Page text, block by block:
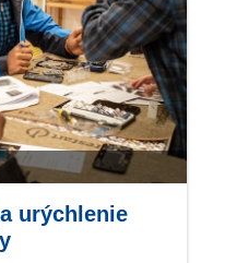
urýchlenie